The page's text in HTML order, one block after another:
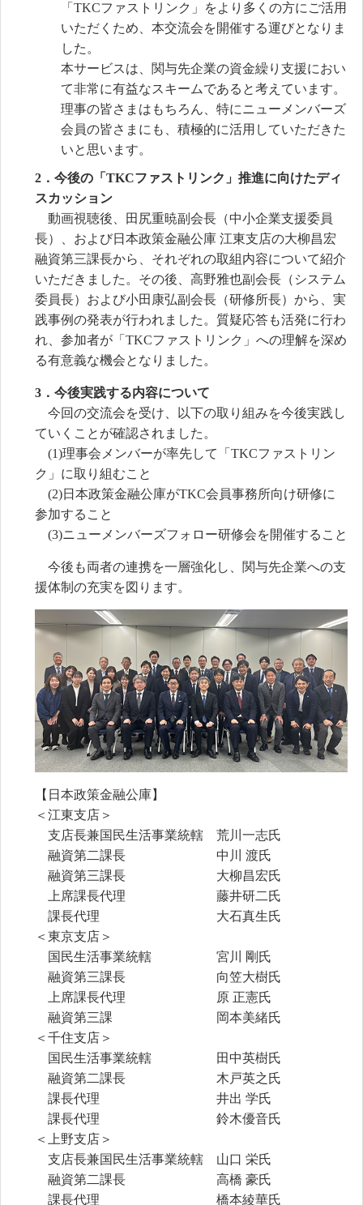
「TKCファストリンク」をより多くの方にご活用
いただくため、本交流会を開催する運びとなりま
した。
本サービスは、関与先企業の資金繰り支援におい
て非常に有益なスキームであると考えています。
理事の皆さまはもちろん、特にニューメンバーズ
会員の皆さまにも、積極的に活用していただきた
いと思います。
2．今後の「TKCファストリンク」推進に向けたディ
スカッション
動画視聴後、田尻重暁副会長（中小企業支援委員
長）、および日本政策金融公庫 江東支店の大柳昌宏
融資第三課長から、それぞれの取組内容について紹介
いただきました。その後、高野雅也副会長（システム
委員長）および小田康弘副会長（研修所長）から、実
践事例の発表が行われました。質疑応答も活発に行わ
れ、参加者が「TKCファストリンク」への理解を深め
る有意義な機会となりました。
3．今後実践する内容について
今回の交流会を受け、以下の取り組みを今後実践し
ていくことが確認されました。
(1)理事会メンバーが率先して「TKCファストリン
ク」に取り組むこと
(2)日本政策金融公庫がTKC会員事務所向け研修に
参加すること
(3)ニューメンバーズフォロー研修会を開催すること
今後も両者の連携を一層強化し、関与先企業への支
援体制の充実を図ります。
【日本政策金融公庫】
＜江東支店＞
支店長兼国民生活事業統轄 荒川一志氏
融資第二課長 中川 渡氏
融資第三課長 大柳昌宏氏
上席課長代理 藤井研二氏
課長代理 大石真生氏
＜東京支店＞
国民生活事業統轄 宮川 剛氏
融資第三課長 向笠大樹氏
上席課長代理 原 正憲氏
融資第三課 岡本美緒氏
＜千住支店＞
国民生活事業統轄 田中英樹氏
融資第二課長 木戸英之氏
課長代理 井出 学氏
課長代理 鈴木優音氏
＜上野支店＞
支店長兼国民生活事業統轄 山口 栄氏
融資第二課長 高橋 豪氏
課長代理 橋本綾華氏